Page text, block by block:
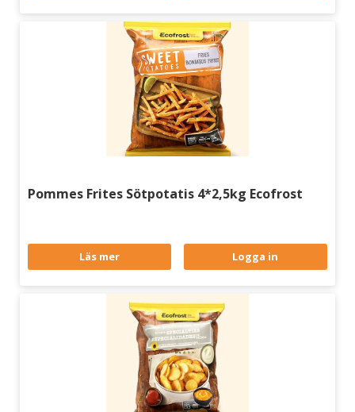
Pommes Frites Sötpotatis 4*2,5kg Ecofrost
Läs mer Logga in